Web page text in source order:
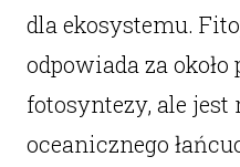
dla ekosystemu.
odpowiada za
fotosyntezy, ale
oceanicznego